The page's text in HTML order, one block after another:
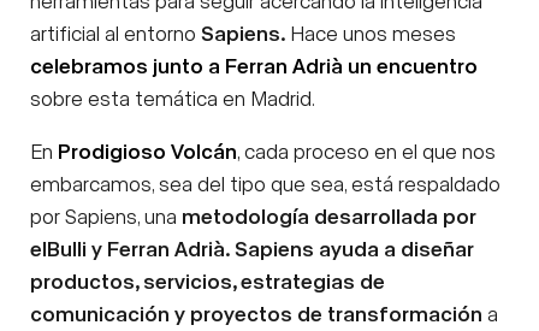
artificial al entorno Sapiens. Hace unos meses
celebramos junto a Ferran Adrià un encuentro
sobre esta temática en Madrid.
En Prodigioso Volcán , cada proceso en el que nos
embarcamos, sea del tipo que sea, está respaldado
por Sapiens, una metodología desarrollada por
elBulli y Ferran Adrià. Sapiens ayuda a diseñar
productos, servicios, estrategias de
comunicación y proyectos de transformación a